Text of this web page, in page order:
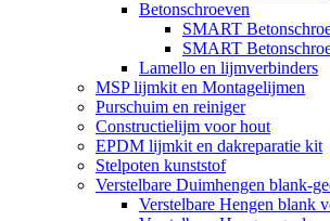
Betonschroeven
SMART
SMART
Lamello en lijmverbinders
MSP lijmkit en Montagelijmen
Purschuim en reiniger
Constructielijm voor hout
EPDM lijmkit en dakreparatie kit
Stelpoten kunststof
Verstelbare Duimhengen blank-
Verstelbare Hengen blank